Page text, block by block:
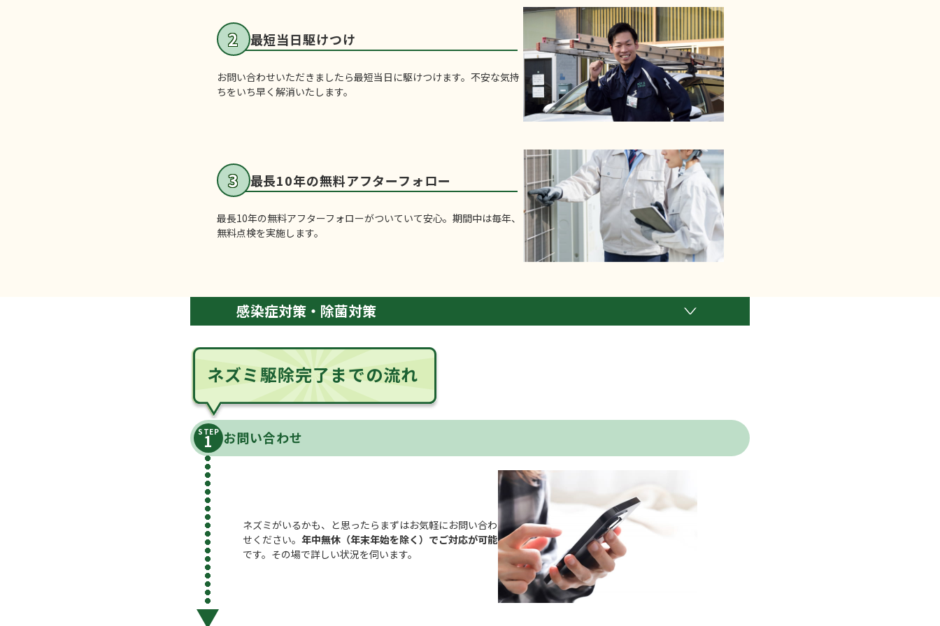
最短当日駆けつけ
お問い合わせいただきましたら最短当日に駆けつけます。不安な気持
ちをいち早く解消いたします。
最長10年の無料アフターフォロー
最長10年の無料アフターフォローがついていて安心。期間中は毎年、
無料点検を実施します。
感染症対策・除菌対策
ネズミ駆除完了までの流れ
STEP お問い合わせ
ネズミがいるかも、と思ったらまずはお気軽にお問い合わ
せください。 年中無休（年末年始を除く）でご対応が可能
です。その場で詳しい状況を伺います。